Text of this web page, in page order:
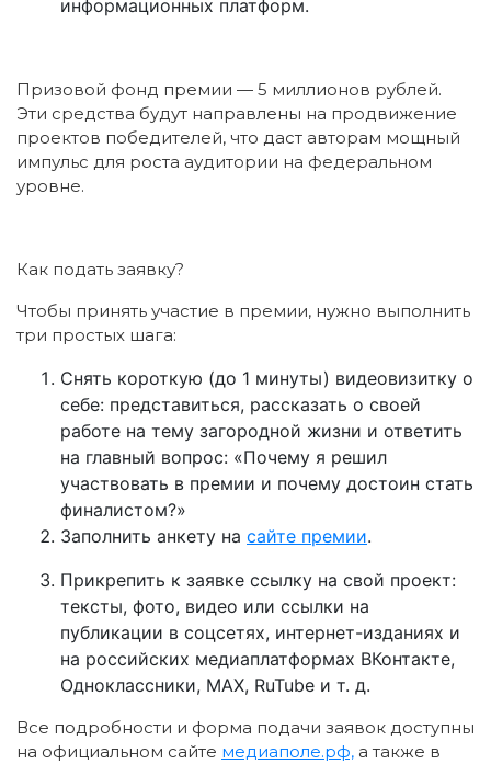
информационных платформ.
Призовой фонд премии — 5 миллионов рублей.
Эти средства будут направлены на продвижение
проектов победителей, что даст авторам мощный
импульс для роста аудитории на федеральном
уровне.
Как подать заявку?
Чтобы принять участие в премии, нужно выполнить
три простых шага:
Снять короткую (до 1 минуты) видеовизитку о
себе: представиться, рассказать о своей
работе на тему загородной жизни и ответить
на главный вопрос: «Почему я решил
участвовать в премии и почему достоин стать
финалистом?»
Заполнить анкету на сайте премии.
Прикрепить к заявке ссылку на свой проект:
тексты, фото, видео или ссылки на
публикации в соцсетях, интернет-изданиях и
на российских медиаплатформах ВКонтакте,
Одноклассники, MAX, RuTube и т. д.
Все подробности и форма подачи заявок доступны
на официальном сайте медиаполе.рф, а также в